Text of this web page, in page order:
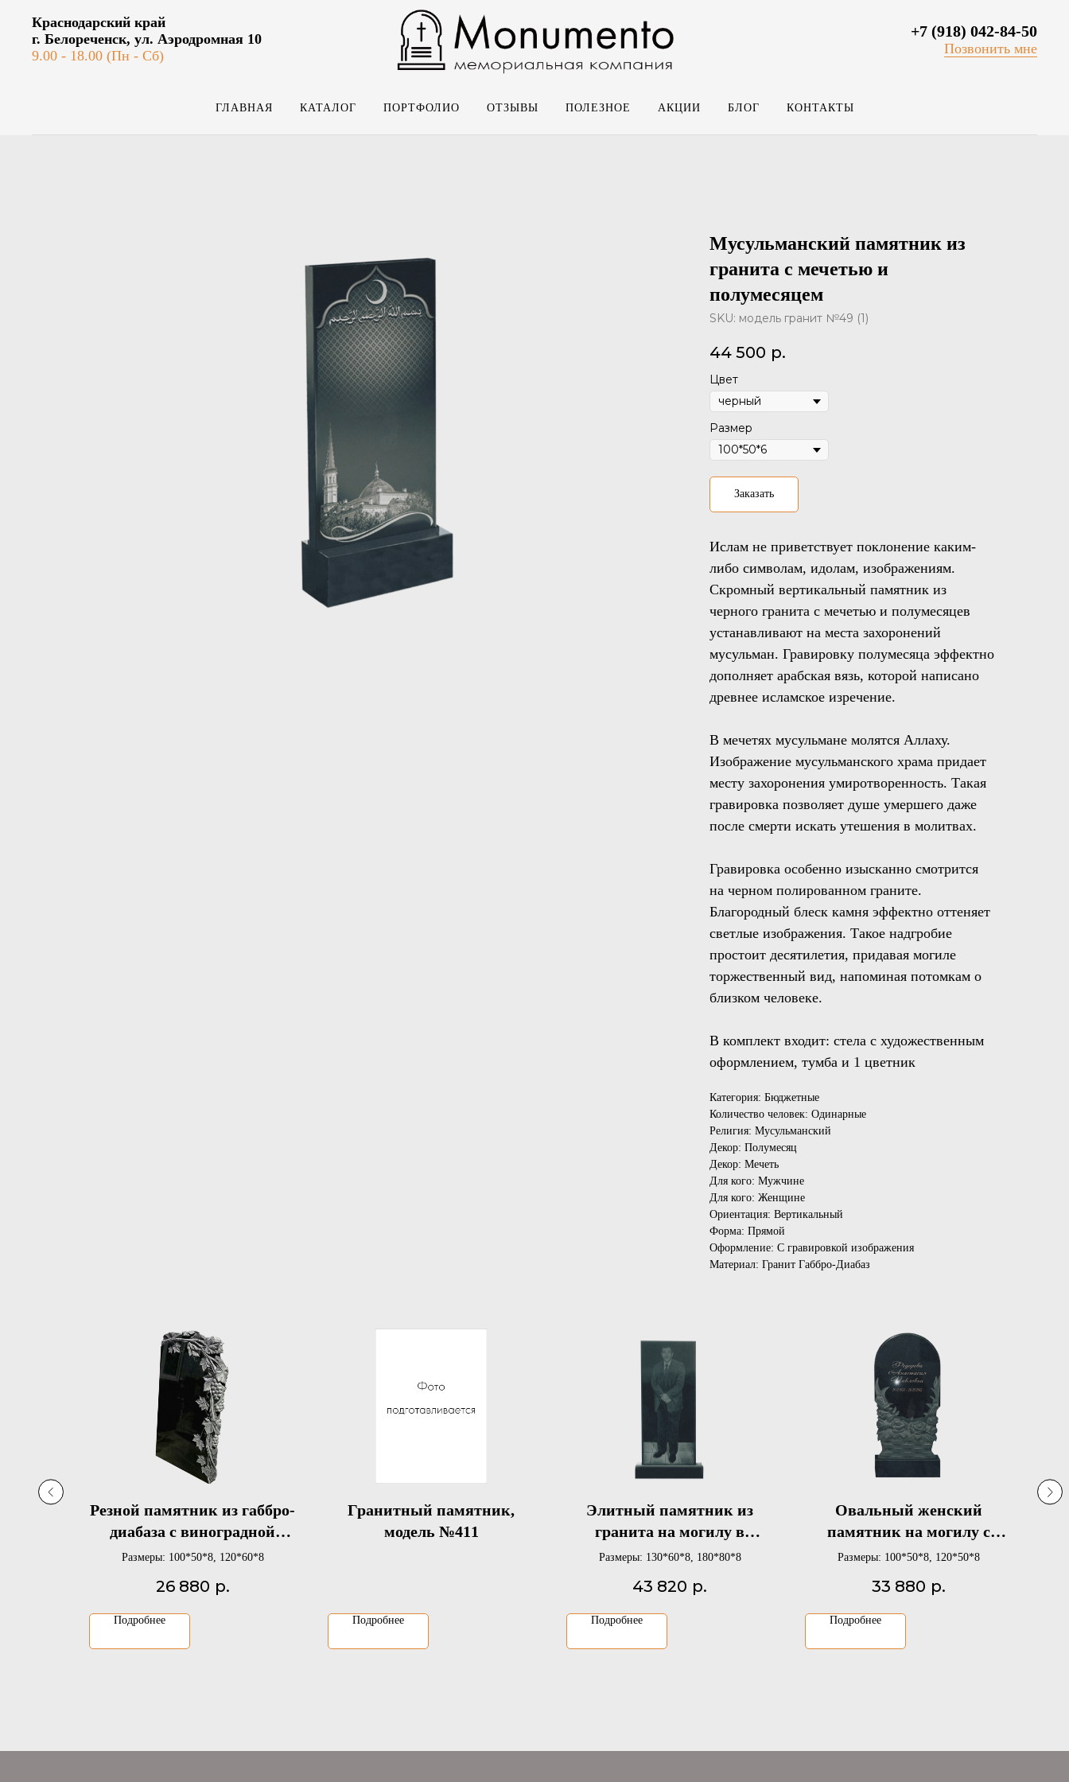
Краснодарский край
г. Белореченск, ул. Аэродромная 10
9.00 - 18.00 (Пн - Сб)
+7 (918) 042-84-50
Позвонить мне
ГЛАВНАЯ КАТАЛОГ ПОРТФОЛИО ОТЗЫВЫ ПОЛЕЗНОЕ АКЦИИ БЛОГ КОНТАКТЫ
Мусульманский памятник из
гранита с мечетью и
полумесяцем
SKU: модель гранит №49 (1)
44 500 р.
Цвет
Размер
Заказать
Ислам не приветствует поклонение каким-
либо символам, идолам, изображениям.
Скромный вертикальный памятник из
черного гранита с мечетью и полумесяцев
устанавливают на места захоронений
мусульман. Гравировку полумесяца эффектно
дополняет арабская вязь, которой написано
древнее исламское изречение.
В мечетях мусульмане молятся Аллаху.
Изображение мусульманского храма придает
месту захоронения умиротворенность. Такая
гравировка позволяет душе умершего даже
после смерти искать утешения в молитвах.
Гравировка особенно изысканно смотрится
на черном полированном граните.
Благородный блеск камня эффектно оттеняет
светлые изображения. Такое надгробие
простоит десятилетия, придавая могиле
торжественный вид, напоминая потомкам о
близком человеке.
В комплект входит: стела с художественным
оформлением, тумба и 1 цветник
Категория: Бюджетные
Количество человек: Одинарные
Религия: Мусульманский
Декор: Полумесяц
Декор: Мечеть
Для кого: Мужчине
Для кого: Женщине
Ориентация: Вертикальный
Форма: Прямой
Оформление: С гравировкой изображения
Материал: Гранит Габбро-Диабаз
Резной памятник из габбро-
диабаза с виноградной
лозой на могилу
Размеры: 100*50*8, 120*60*8
26 880 р.
Подробнее
Гранитный памятник,
модель №411
Подробнее
Элитный памятник из
гранита на могилу в
полный рост
Размеры: 130*60*8, 180*80*8
43 820 р.
Подробнее
Овальный женский
памятник на могилу с
резной корзиной с розами
Размеры: 100*50*8, 120*50*8
33 880 р.
Подробнее